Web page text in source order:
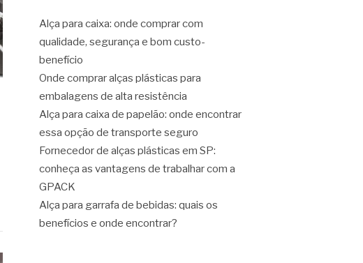
Alça para caixa: onde comprar com
qualidade, segurança e bom custo-
benefício
Onde comprar alças plásticas para
embalagens de alta resistência
Alça para caixa de papelão: onde encontrar
essa opção de transporte seguro
Fornecedor de alças plásticas em SP:
conheça as vantagens de trabalhar com a
GPACK
Alça para garrafa de bebidas: quais os
benefícios e onde encontrar?